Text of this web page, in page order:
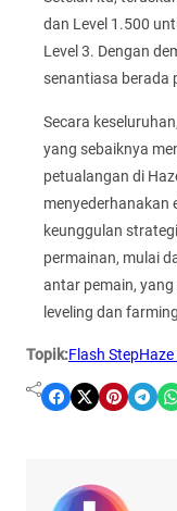
dan Level 1.500
Level 3. Dengan
senantiasa berada
Secara
yang sebaiknya
petualangan di
menyederhanakan
keunggulan
permainan, mulai
antar pemain,
leveling dan
Topik:Flash StepHaze
Share on Facebook Share on X Share on Pinterest Share on Telegram Share on